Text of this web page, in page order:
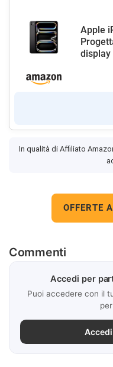
Apple
display
In qualità di Affiliato
OFFERTE
Commenti
Accedi per
Puoi accedere con il